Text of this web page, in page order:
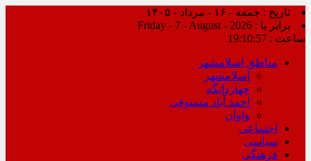
تاریخ : جمعه - ۱۶ - مرداد - ۱۴۰۵
برابر با : Friday - 7 - August - 2026
ساعت : 19:10:57
مناطق اسلامشهر
اسلامشهر
چهاردانگه
احمد آباد مستوفی
واوان
اجتماعی
سیاسی
فرهنگی